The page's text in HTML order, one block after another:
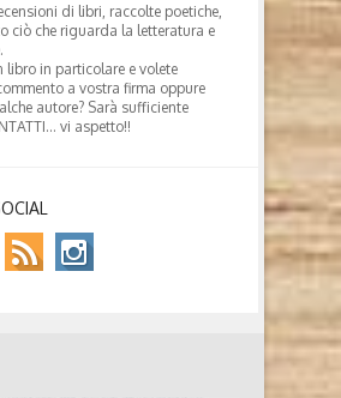
di libri, raccolte poetiche,
ciò che riguarda la letteratura e
libro in particolare e volete
a vostra firma oppure
autore? Sarà sufficiente
vi aspetto!!